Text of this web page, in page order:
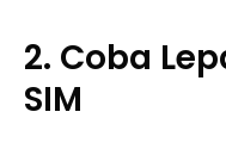
2. Coba
SIM